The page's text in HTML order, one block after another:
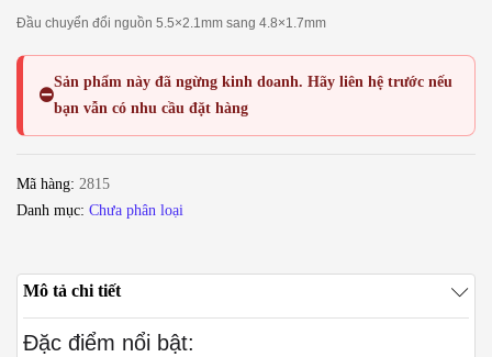
Đầu chuyển đổi nguồn 5.5×2.1mm sang 4.8×1.7mm
⛔
Sản phẩm này đã ngừng kinh doanh. Hãy liên hệ trước nếu
bạn vẫn có nhu cầu đặt hàng
Mã hàng: 2815
Danh mục: Chưa phân loại
Mô tả chi tiết
Đặc điểm nổi bật: